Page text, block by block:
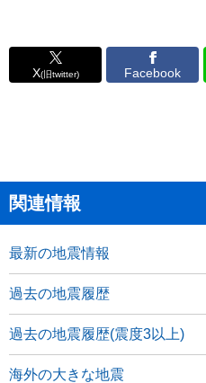
X(旧twitter) Facebook
関連情報
最新の地震情報
過去の地震履歴
過去の地震履歴(震度3以上)
海外の大きな地震